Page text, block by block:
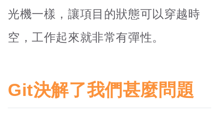
光機一樣，讓項目的狀態可以穿越時
空，工作起來就非常有彈性。
Git決解了我們甚麼問題